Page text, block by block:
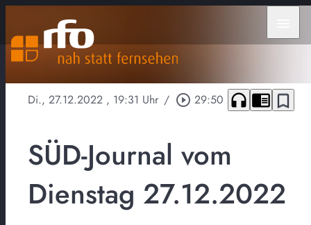
Di., 27.12.2022 , 19:31 Uhr / play_circle_outline 29:50 headphones chrome_reader_mode bookmark_border
SÜD-Journal vom
Dienstag 27.12.2022